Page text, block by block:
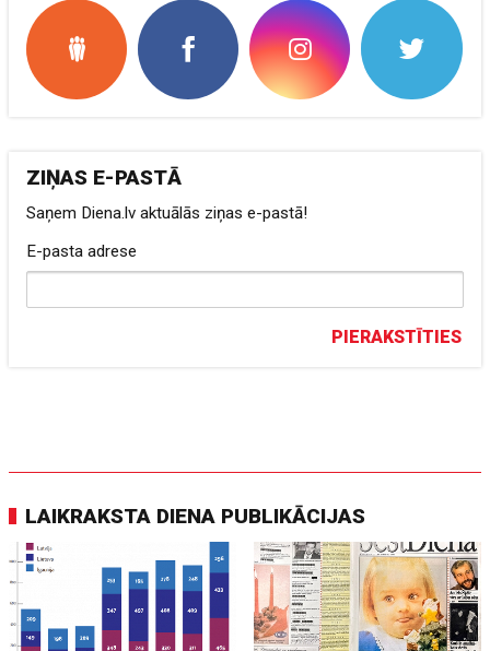
ZIŅAS E-PASTĀ
Saņem Diena.lv aktuālās ziņas e-pastā!
E-pasta adrese
PIERAKSTĪTIES
LAIKRAKSTA DIENA PUBLIKĀCIJAS